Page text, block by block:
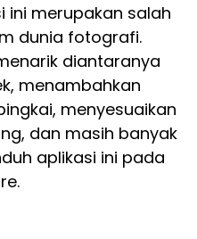
ini merupakan salah
dunia fotografi.
diantaranya
menambahkan
menyesuaikan
dan masih banyak
aplikasi ini pada